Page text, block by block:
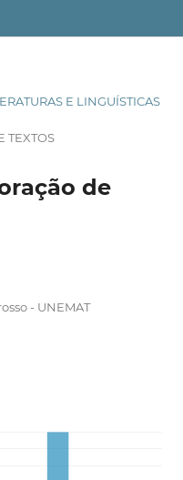
E LINGUÍSTICAS
TEXTOS
de
- UNEMAT